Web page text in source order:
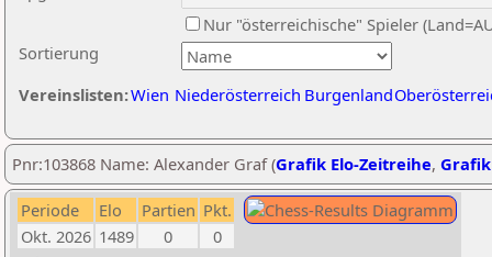
Sortierung
Nur "österreichische" Spieler
Vereinslisten:Wien Niederösterreich Burgenland
Pnr:103868 Name: Alexander Graf (Grafik Elo-Zeitreihe,
Periode Elo Partien Pkt.
Okt. 2026 1489 0
0